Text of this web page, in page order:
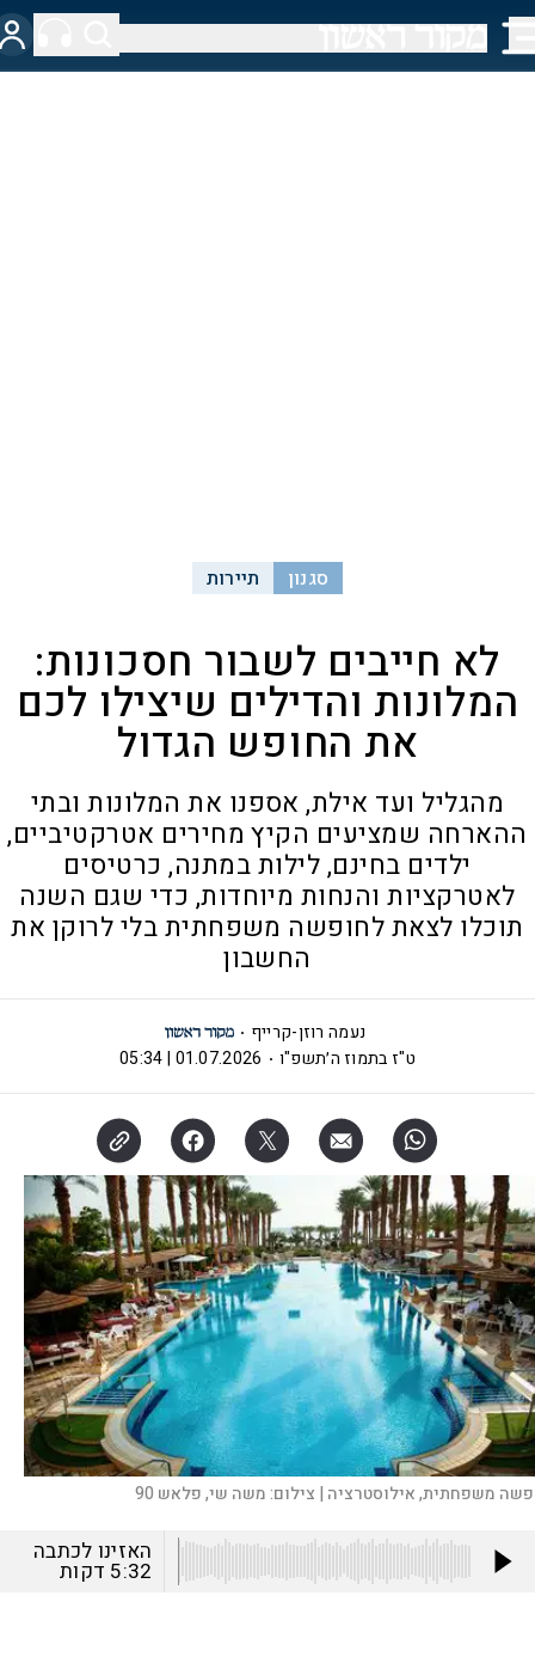
סגנון תיירות
לא חייבים לשבור חסכונות:
המלונות והדילים שיצילו לכם
את החופש הגדול
מהגליל ועד אילת, אספנו את המלונות ובתי
ההארחה שמציעים הקיץ מחירים אטרקטיביים,
ילדים בחינם, לילות במתנה, כרטיסים
לאטרקציות והנחות מיוחדות, כדי שגם השנה
תוכלו לצאת לחופשה משפחתית בלי לרוקן את
החשבון
נעמה רוזן-קרייף
ט"ז בתמוז ה׳תשפ"ו
01.07.2026 | 05:34
משפחתית, אילוסטרציה | צילום:משה שי, פלאש 90
האזינו לכתבה
5:32 דקות